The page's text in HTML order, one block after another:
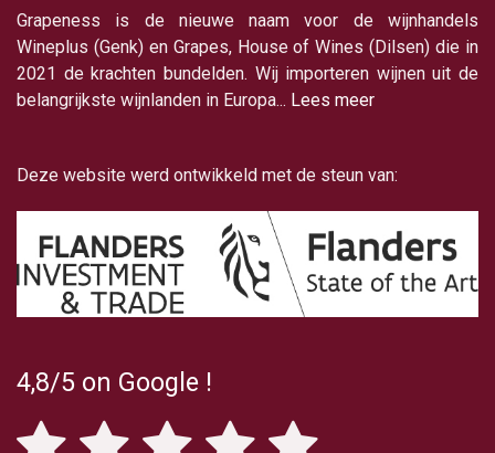
Grapeness is de nieuwe naam voor de wijnhandels
Wineplus (Genk) en Grapes, House of Wines (Dilsen) die in
2021 de krachten bundelden. Wij importeren wijnen uit de
belangrijkste wijnlanden in Europa... Lees meer
Deze website werd ontwikkeld met de steun van:
4,8/5 on Google !